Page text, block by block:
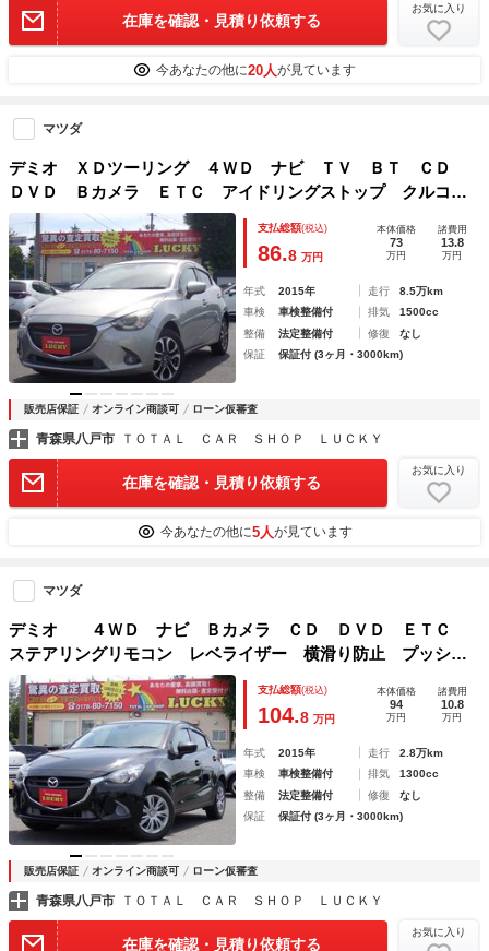
在庫を確認・見積り依頼する
お気に入り
今あなたの他に20人が見ています
マツダ
デミオ ＸＤツーリング ４ＷＤ ナビ ＴＶ ＢＴ ＣＤ
ＤＶＤ Ｂカメラ ＥＴＣ アイドリングストップ クルコ
ン 横滑り防止 オートライト パドルシフト
支払総額(税込)
86.8 万円
本体価格
73
万円
諸費用
13.8
万円
年式 2015年 走行
8.5万km
車検
車検整備付 排気
1500cc
整備
法定整備付 修復
なし
保証
保証付 (3ヶ月・3000km)
販売店保証 オンライン商談可 ローン仮審査
青森県八戸市 ＴＯＴＡＬ ＣＡＲ ＳＨＯＰ ＬＵＣＫＹ
在庫を確認・見積り依頼する
お気に入り
今あなたの他に5人が見ています
マツダ
デミオ ４ＷＤ ナビ Ｂカメラ ＣＤ ＤＶＤ ＥＴＣ
ステアリングリモコン レベライザー 横滑り防止 プッシュ
スタート
支払総額(税込)
104.8 万円
本体価格
94
万円
諸費用
10.8
万円
年式 2015年 走行
2.8万km
車検
車検整備付 排気
1300cc
整備
法定整備付 修復
なし
保証
保証付 (3ヶ月・3000km)
販売店保証 オンライン商談可 ローン仮審査
青森県八戸市 ＴＯＴＡＬ ＣＡＲ ＳＨＯＰ ＬＵＣＫＹ
在庫を確認・見積り依頼する
お気に入り